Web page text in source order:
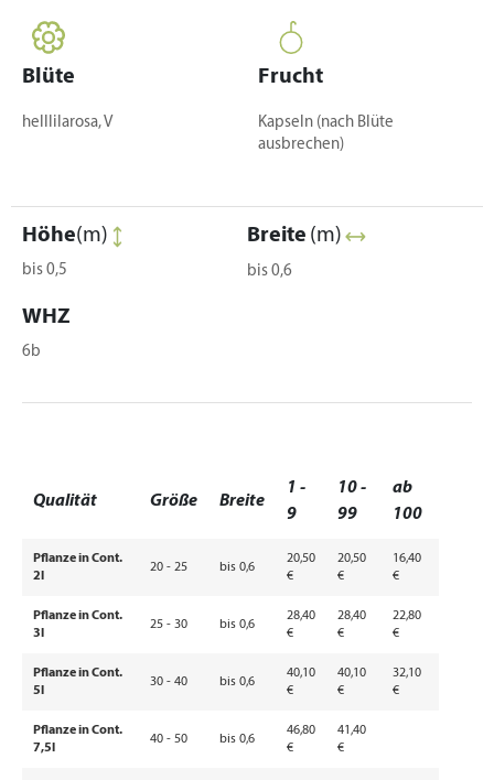
Blüte
helllilarosa, V
Frucht
Kapseln (nach Blüte
ausbrechen)
Höhe(m)
bis 0,5
Breite (m)
bis 0,6
WHZ
6b
Qualität Größe Breite
1 -
9
10 -
99
ab
100
Pflanze in Cont.
2l
20 - 25 bis 0,6
20,50
€
20,50
€
16,40
€
Pflanze in Cont.
3l
25 - 30 bis 0,6
28,40
€
28,40
€
22,80
€
Pflanze in Cont.
5l
30 - 40 bis 0,6
40,10
€
40,10
€
32,10
€
Pflanze in Cont.
7,5l
40 - 50 bis 0,6
46,80
€
41,40
€